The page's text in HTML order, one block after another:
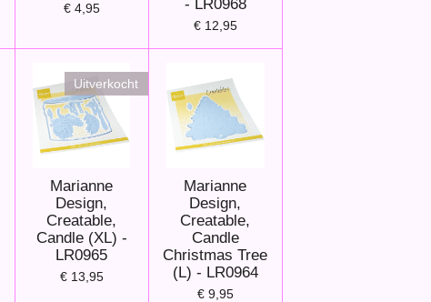
€ 4,95
- LR0968
€ 12,95
Uitverkocht
Marianne
Design,
Creatable,
Candle (XL) -
LR0965
€ 13,95
Marianne
Design,
Creatable,
Candle
Christmas Tree
(L) - LR0964
€ 9,95